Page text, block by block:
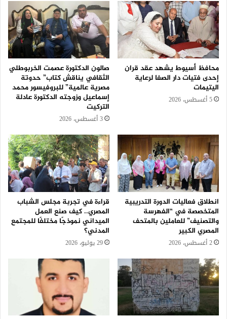
محافظ أسيوط يشهد عقد قران
إحدى فتيات دار الصفا لرعاية
اليتيمات
5 أغسطس، 2026
صالون الدكتورة عصمت الخربوطلي
الثقافي يناقش كتاب” حدوتة
مصرية عالمية” للبروفيسور محمد
إسماعيل وزوجته الدكتورة عادلة
التركيت
3 أغسطس، 2026
انطلاق فعاليات الدورة التدريبية
المتخصصة في “الفهرسة
والتصنيف” للعاملين بالمتحف
المصري الكبير
2 أغسطس، 2026
قراءة في تجربة مجلس الشباب
المصري.. كيف صنع العمل
الميداني نموذجًا مختلفًا للمجتمع
المدني؟
29 يوليو، 2026